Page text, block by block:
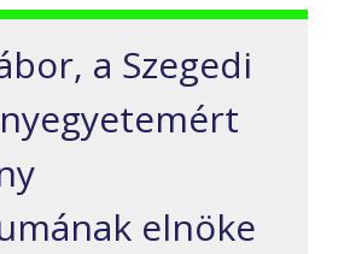
a Szegedi
elnöke